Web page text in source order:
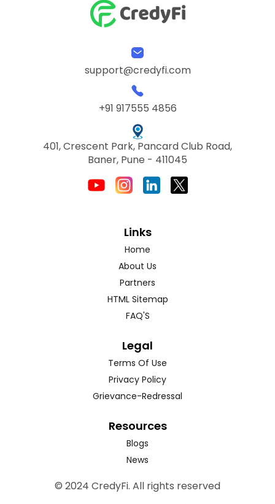
support@credyfi.com
+91 917555 4856
401, Crescent Park, Pancard Club Road,
Baner, Pune - 411045
Links
Home
About Us
Partners
HTML Sitemap
FAQ'S
Legal
Terms Of Use
Privacy Policy
Grievance-Redressal
Resources
Blogs
News
© 2024 CredyFi. All rights reserved